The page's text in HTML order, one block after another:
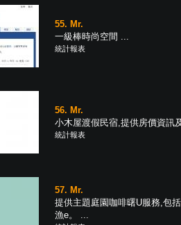
55. Mr.
一級棒時尚空間 ...
統計報表
56. Mr.
小木屋渡假民宿,提供房價資訊
統計報表
57. Mr.
提供主題庭園咖啡曙U服務,包
漁e。 ...